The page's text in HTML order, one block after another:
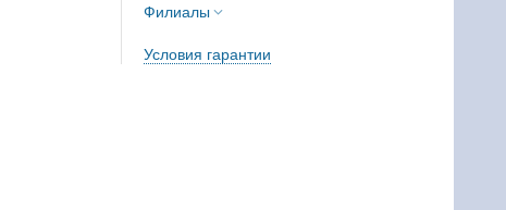
Филиалы
Условия гарантии